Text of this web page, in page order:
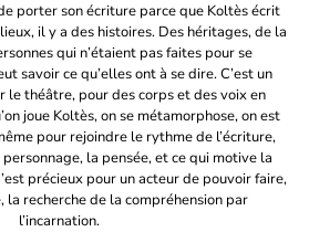
porter son écriture parce que Koltès écrit
il y a des histoires. Des héritages, de la
qui n’étaient pas faites pour se
savoir ce qu’elles ont à se dire. C’est un
le théâtre, pour des corps et des voix en
joue Koltès, on se métamorphose, on est
pour rejoindre le rythme de l’écriture,
la pensée, et ce qui motive la
précieux pour un acteur de pouvoir faire,
la recherche de la compréhension par
l’incarnation.